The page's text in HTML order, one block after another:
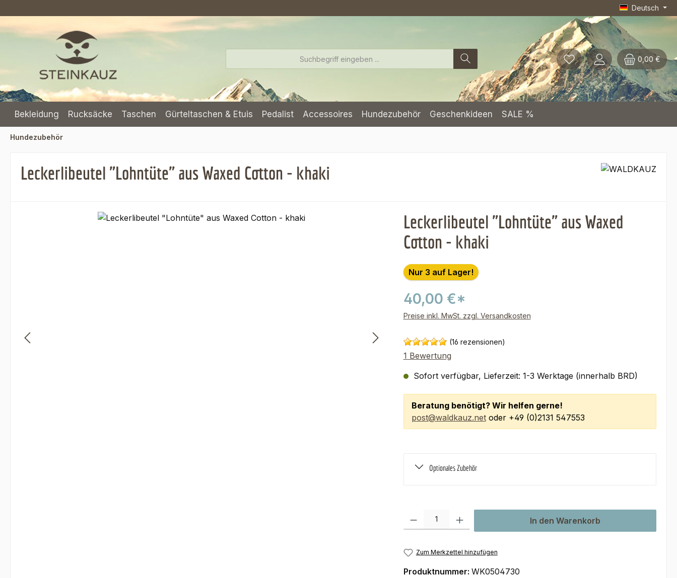
Deutsch
0,00 €
Bekleidung Rucksäcke Taschen Gürteltaschen & Etuis Pedalist Accessoires Hundezubehör Geschenkideen SALE %
Hundezubehör
Leckerlibeutel "Lohntüte" aus Waxed Cotton - khaki
Bildergalerie überspringen
Leckerlibeutel "Lohntüte" aus Waxed
Cotton - khaki
Nur 3 auf Lager!
40,00 €*
Preise inkl. MwSt. zzgl. Versandkosten
(16 rezensionen)
1 Bewertung
Sofort verfügbar, Lieferzeit: 1-3 Werktage (innerhalb BRD)
Beratung benötigt? Wir helfen gerne!
post@waldkauz.netoder +49 (0)2131 547553
Optionales Zubehör
Produkt Anzahl: Gib den gewünschten Wert ein oder benutze die Schaltflächen
In den Warenkorb
Zum Merkzettel hinzufügen
Produktnummer: WK0504730